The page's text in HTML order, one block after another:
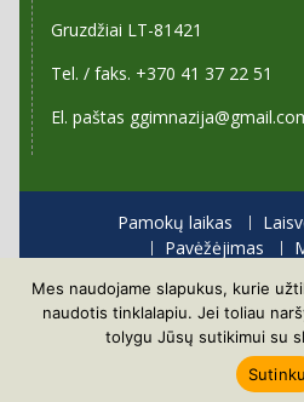
Gruzdžiai LT-81421
Tel. / faks. +370 41 37 22 51
El. paštas
Pamokų laikas
Pavėžėjimas
Visos teisės
Proudly powered by
WEN
Mes naudojame slapukus, kurie
naudotis tinklalapiu. Jei toliau
tolygu Jūsų sutikimui su
Sutinku